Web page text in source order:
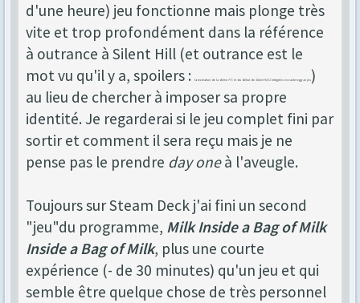
d'une heure) jeu fonctionne mais plonge très
vite et trop profondément dans la référence
à outrance à Silent Hill (et outrance est le
mot vu qu'il y a, spoilers :
la recréation de la démo P.T. et du début de Silent Hill 2 intégrées en easter egg au jeu )
au lieu de chercher à imposer sa propre
identité. Je regarderai si le jeu complet fini par
sortir et comment il sera reçu mais je ne
pense pas le prendre day oneà l'aveugle.
Toujours sur Steam Deck j'ai fini un second
"jeu"du programme, Milk Inside a Bag of Milk
Inside a Bag of Milk, plus une courte
expérience (- de 30 minutes) qu'un jeu et qui
semble être quelque chose de très personnel